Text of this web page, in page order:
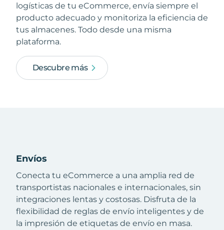
logísticas de tu eCommerce, envía siempre el
producto adecuado y monitoriza la eficiencia de
tus almacenes. Todo desde una misma
plataforma.
Descubre más
Envíos
Conecta tu eCommerce a una amplia red de
transportistas nacionales e internacionales, sin
integraciones lentas y costosas. Disfruta de la
flexibilidad de reglas de envío inteligentes y de
la impresión de etiquetas de envío en masa.